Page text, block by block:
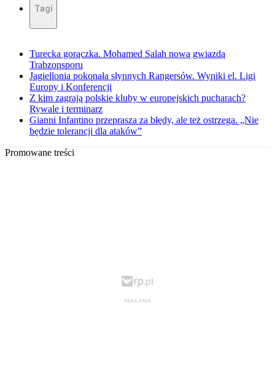
Tagi
Turecka gorączka. Mohamed Salah nową gwiazdą
Trabzonsporu
Jagiellonia pokonała słynnych Rangersów. Wyniki el. Ligi
Europy i Konferencji
Z kim zagrają polskie kluby w europejskich pucharach?
Rywale i terminarz
Gianni Infantino przeprasza za błędy, ale też ostrzega. „Nie
będzie tolerancji dla ataków”
Promowane treści